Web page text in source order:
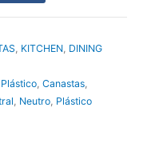
KITCHEN DINING
Canastas
Neutro Plástico